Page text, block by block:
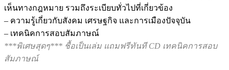
เห็นทางกฎหมาย รวมถึงระเบียบทั่วไปที่เกี่ยวข้อง
– ความรู้เกี่ยวกับสังคม เศรษฐกิจ และการเมืองปัจจุบัน
– เทคนิคการสอบสัมภาษณ์
***พิเศษสุดๆ*** ชื้อเป็นเล่ม แถมฟรีทันที CD เทคนิคการสอบ
สัมภาษณ์